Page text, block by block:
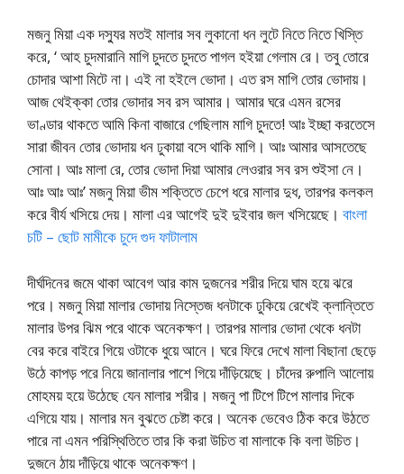
মজনু মিয়া এক দস্যুর মতই মালার সব লুকানো ধন লুটে নিতে নিতে খিস্তি
করে, ‘ আহ চুদমারানি মাগি চুদতে চুদতে পাগল হইয়া গেলাম রে। তবু তোরে
চোদার আশা মিটে না। এই না হইলে ভোদা। এত রস মাগি তোর ভোদায়।
আজ থেইক্কা তোর ভোদার সব রস আমার। আমার ঘরে এমন রসের
ভাণ্ডার থাকতে আমি কিনা বাজারে গেছিলাম মাগি চুদতে! আঃ ইচ্ছা করতেসে
সারা জীবন তোর ভোদায় ধন ঢুকায়া বসে থাকি মাগি। আঃ আমার আসতেছে
সোনা। আঃ মালা রে, তোর ভোদা দিয়া আমার লেওরার সব রস শুইসা নে।
আঃ আঃ আঃ’ মজনু মিয়া ভীম শক্তিতে চেপে ধরে মালার দুধ, তারপর কলকল
করে বীর্য খসিয়ে দেয়। মালা এর আগেই দুই দুইবার জল খসিয়েছে। বাংলা
চটি – ছোট মামীকে চুদে গুদ ফাটালাম
দীর্ঘদিনের জমে থাকা আবেগ আর কাম দুজনের শরীর দিয়ে ঘাম হয়ে ঝরে
পরে। মজনু মিয়া মালার ভোদায় নিস্তেজ ধনটাকে ঢুকিয়ে রেখেই ক্লান্তিতে
মালার উপর ঝিম পরে থাকে অনেকক্ষণ। তারপর মালার ভোদা থেকে ধনটা
বের করে বাইরে গিয়ে ওটাকে ধুয়ে আনে। ঘরে ফিরে দেখে মালা বিছানা ছেড়ে
উঠে কাপড় পরে নিয়ে জানালার পাশে গিয়ে দাঁড়িয়েছে। চাঁদের রুপালি আলোয়
মোহময় হয়ে উঠেছে যেন মালার শরীর। মজনু পা টিপে টিপে মালার দিকে
এগিয়ে যায়। মালার মন বুঝতে চেষ্টা করে। অনেক ভেবেও ঠিক করে উঠতে
পারে না এমন পরিস্থিতিতে তার কি করা উচিত বা মালাকে কি বলা উচিত।
দুজনে ঠায় দাঁড়িয়ে থাকে অনেকক্ষণ।